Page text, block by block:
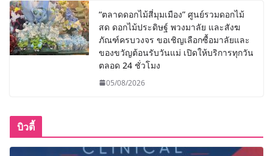
“ตลาดดอกไม้สี่มุมเมือง” ศูนย์รวมดอกไม้
สด ดอกไม้ประดิษฐ์ พวงมาลัย และสังฆ
ภัณฑ์ครบวงจร ขอเชิญเลือกซื้อมาลัยและ
ของขวัญต้อนรับวันแม่ เปิดให้บริการทุกวัน
ตลอด 24 ชั่วโมง
05/08/2026
บิวตี้